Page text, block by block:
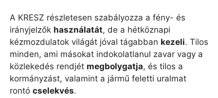
A KRESZ részletesen szabályozza a fény- és
irányjelzők használatát, de a hétköznapi
kézmozdulatok világát jóval tágabban kezeli. Tilos
minden, ami másokat indokolatlanul zavar vagy a
közlekedés rendjét megbolygatja, és tilos a
kormányzást, valamint a jármű feletti uralmat
rontó cselekvés.